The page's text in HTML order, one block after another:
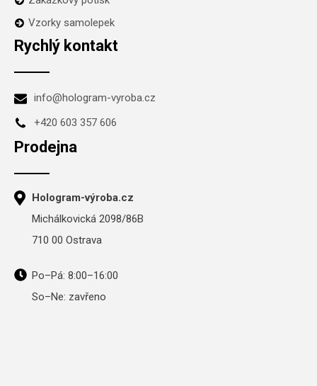
Vzorky samolepek
Rychlý kontakt
info@hologram-vyroba.cz
+420 603 357 606
Prodejna
Hologram-výroba.cz
Michálkovická 2098/86B
710 00 Ostrava
Po–Pá: 8:00–16:00
So–Ne: zavřeno